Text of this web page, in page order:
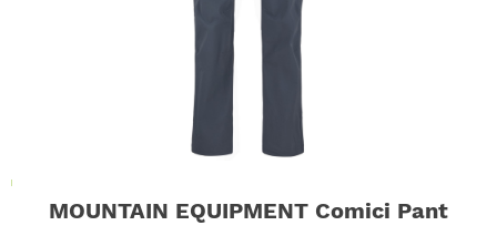
MOUNTAIN EQUIPMENT Comici Pant